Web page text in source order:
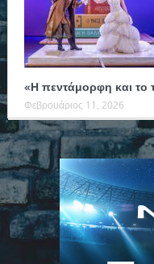
«Η πεντάμορφη και το
Φεβρουάριος 11, 2026